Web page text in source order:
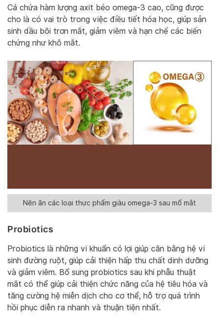
Cá chứa hàm lượng axit béo omega-3 cao, cũng được
cho là có vai trò trong việc điều tiết hóa học, giúp sản
sinh dầu bôi trơn mắt, giảm viêm và hạn chế các biến
chứng như khô mắt.
Nên ăn các loại thực phẩm giàu omega-3 sau mổ mắt
Probiotics
Probiotics là những vi khuẩn có lợi giúp cân bằng hệ vi
sinh đường ruột, giúp cải thiện hấp thu chất dinh dưỡng
và giảm viêm. Bổ sung probiotics sau khi phẫu thuật
mắt có thể giúp cải thiện chức năng của hệ tiêu hóa và
tăng cường hệ miễn dịch cho cơ thể, hỗ trợ quá trình
hồi phục diễn ra nhanh và thuận tiện nhất.